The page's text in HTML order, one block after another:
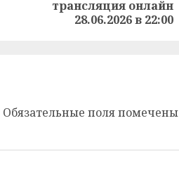
запись:трансляция онлайн
28.06.2026 в 22:00
Обязательные поля помечены